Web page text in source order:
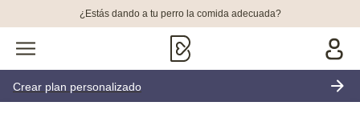
¿Estás dando a tu perro la comida adecuada?
Crear plan personalizado